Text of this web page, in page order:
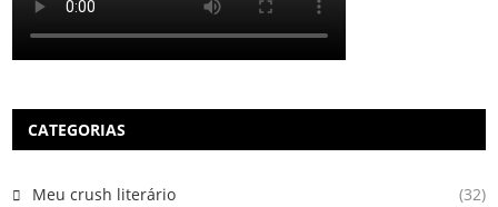
CATEGORIAS
Meu crush literário (32)